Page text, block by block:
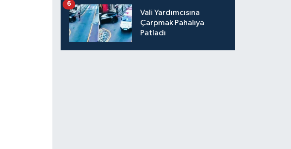
Vali Yardımcısına
Çarpmak Pahalıya
Patladı
6